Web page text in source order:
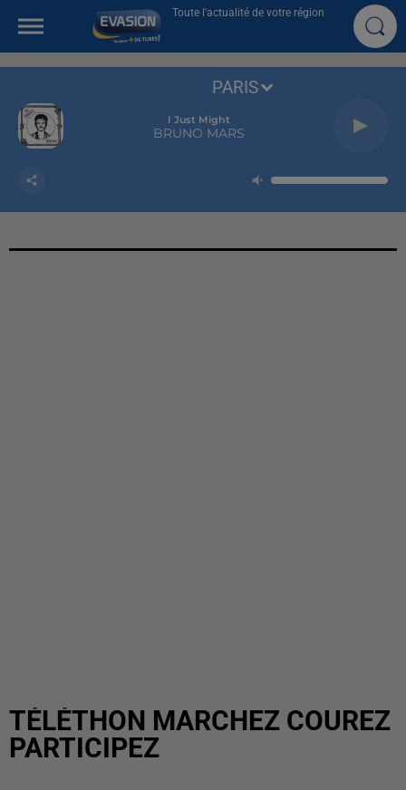
Toute l'actualité de votre région
I Just Might
BRUNO MARS
PARIS
TÉLÉTHON MARCHEZ COUREZ
PARTICIPEZ